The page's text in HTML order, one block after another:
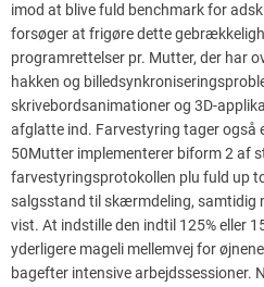
imod at blive fuld benchmark for
forsøger at frigøre dette
programrettelser pr. Mutter, der har
hakken og
skrivebordsanimationer og 3D-
afglatte ind. Farvestyring tager også
50Mutter implementerer biform 2 af
farvestyringsprotokollen plu fuld up
salgsstand til skærmdeling, samtidig
vist. At indstille den indtil 125% eller
yderligere mageli mellemvej for
bagefter intensive arbejdssessioner.